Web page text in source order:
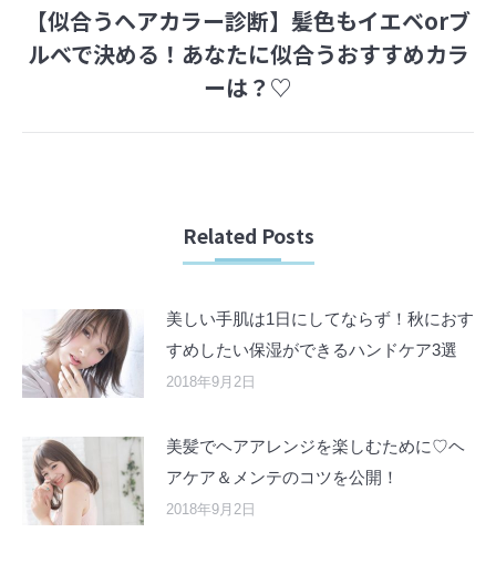
Next
post:
【似合うヘアカラー診断】髪色もイエベorブ
ルべで決める！あなたに似合うおすすめカラ
ーは？♡
Related Posts
美しい手肌は1日にしてならず！秋におす
すめしたい保湿ができるハンドケア3選
2018年9月2日
美髪でヘアアレンジを楽しむために♡ヘ
アケア＆メンテのコツを公開！
2018年9月2日